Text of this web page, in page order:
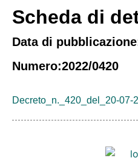
Scheda di
Data di
Numero:2022/0420
Decreto_n._420_del_20-07-